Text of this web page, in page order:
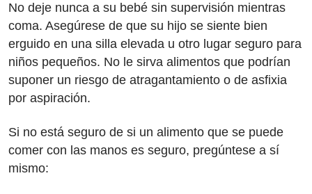
No deje nunca a su bebé sin supervisión mientras
coma. Asegúrese de que su hijo se siente bien
erguido en una silla elevada u otro lugar seguro para
niños pequeños. No le sirva alimentos que podrían
suponer un riesgo de atragantamiento o de asfixia
por aspiración.
Si no está seguro de si un alimento que se puede
comer con las manos es seguro, pregúntese a sí
mismo: